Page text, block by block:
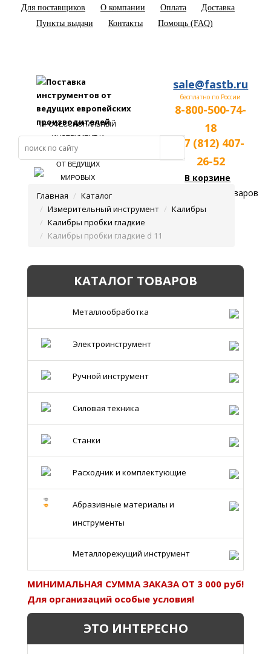
Для поставщиков О компании Оплата
Доставка
Пункты выдачи
Контакты Помощь (FAQ)
ПРОФЕССИОНАЛЬНЫЙ
ИНСТРУМЕНТ И
ОБОРУДОВАНИЕ
ОТ ВЕДУЩИХ
МИРОВЫХ
sale@fastb.ru
бесплатно по России
8-800-500-74-
18
+7 (812) 407-
26-52
В корзине
пока нет товаров
Главная
Каталог
Измерительный инструмент
Калибры
Калибры пробки гладкие
Калибры пробки гладкие d 11
КАТАЛОГ ТОВАРОВ
Металлообработка
Электроинструмент
Ручной инструмент
Силовая техника
Станки
Расходник и комплектующие
Абразивные материалы и
инструменты
Металлорежущий инструмент
МИНИМАЛЬНАЯ СУММА ЗАКАЗА ОТ 3 000 руб!
Для организаций особые условия!
ЭТО ИНТЕРЕСНО